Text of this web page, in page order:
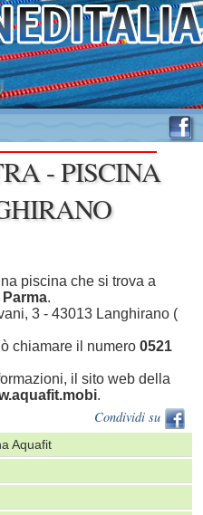
- PISCINA
piscina che si trova a
Parma.
3 - 43013 Langhirano (
chiamare il numero 0521
il sito web della
.
Condividi su
Aquafit